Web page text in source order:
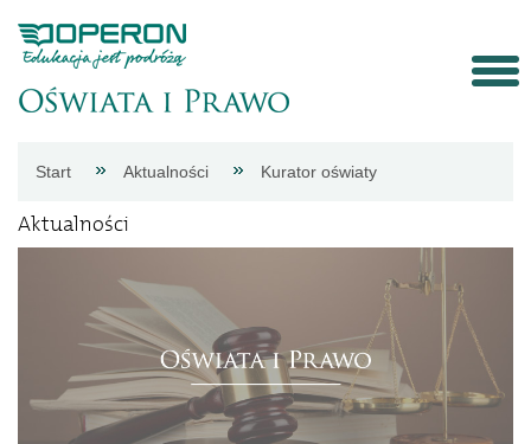
Aktualności
Porady
eksperta
Start Aktualności Kurator oświaty
Aktualności